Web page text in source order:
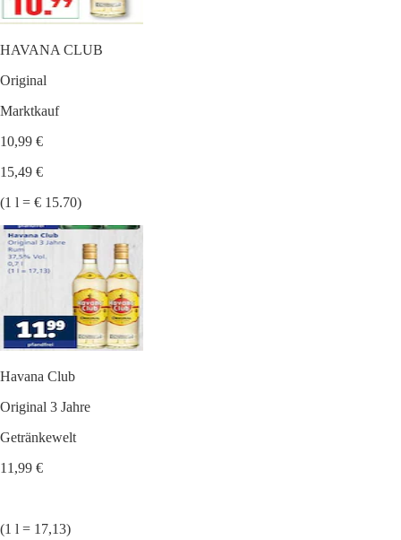
HAVANA CLUB
Original
Marktkauf
10,99 €
15,49 €
(1 l = € 15.70)
Havana Club
Original 3 Jahre
Getränkewelt
11,99 €
(1 l = 17,13)